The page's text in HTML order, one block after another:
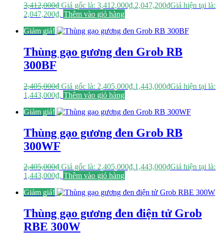
3,412,000₫ Giá gốc là: 3,412,000₫.2,047,200₫Giá hiện tại là:
2,047,200₫. Thêm vào giỏ hàng
Giảm giá!
Thùng gạo gương đen Grob RB
300BF
2,405,000₫ Giá gốc là: 2,405,000₫.1,443,000₫Giá hiện tại là:
1,443,000₫. Thêm vào giỏ hàng
Giảm giá!
Thùng gạo gương đen Grob RB
300WF
2,405,000₫ Giá gốc là: 2,405,000₫.1,443,000₫Giá hiện tại là:
1,443,000₫. Thêm vào giỏ hàng
Giảm giá!
Thùng gạo gương đen điện tử Grob
RBE 300W